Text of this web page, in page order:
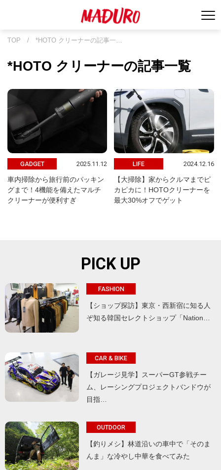
TOP / *HOTO クリーナーの記事一…
*HOTO クリーナーの記事一覧
GADGET 2025.11.12
車内掃除から旅行前のパッキン
グまで！4機能を備えたマルチ
クリーナーが便利すぎ
LIFE 2024.12.16
【大掃除】家からクルマまでピ
カピカに！HOTOクリーナーを
最大30%オフでゲット
PICK UP
FASHION
【ショップ探訪】東京・西新宿に知る人
ぞ知る韓国セレクトショップ「Nation…
CAR & BIKE
【ガレージ見学】スーパーGT参戦チー
ム、レーシングプロジェクトバンドウが
目指…
OUTDOOR
【釣りメシ】林道沿いの車中で「そのま
んま」な冷やし中華を食べてみた